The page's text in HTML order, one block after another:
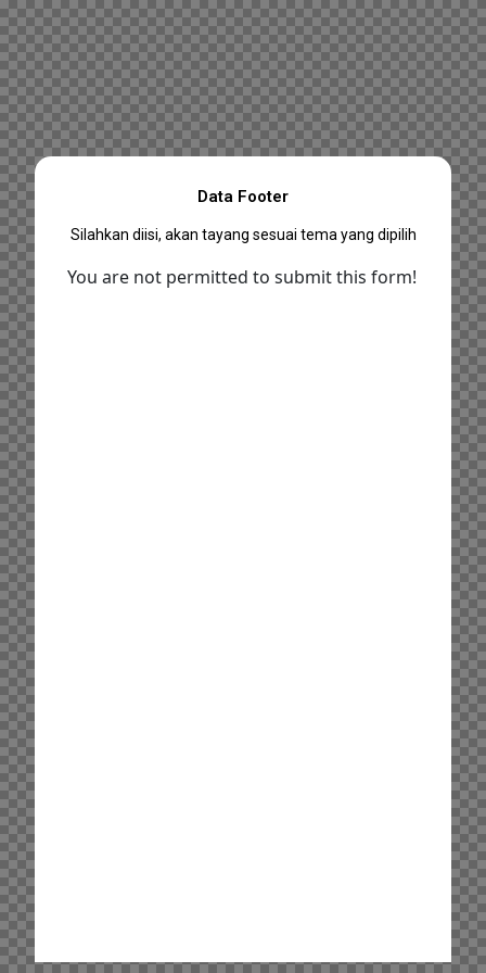
Data Footer
Silahkan diisi, akan tayang sesuai tema yang dipilih
You are not permitted to submit this form!